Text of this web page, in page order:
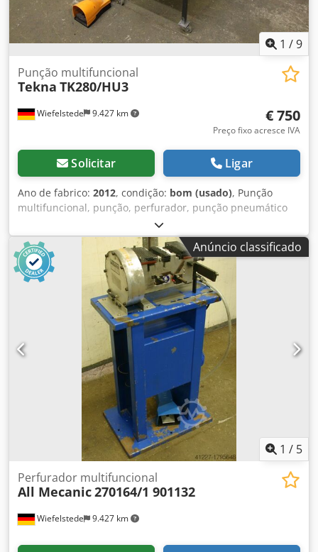
1 /9
Wiefelstede 9.427 km
Punção multifuncional
Tekna TK280/HU3
€ 750
Preço fixo acresce IVA
Solicitar Ligar
Ano de fabrico: 2012, condição: bom (usado), Punção
multifuncional, punção, perfurador, punção pneumático
para furos Dwsdpec Uldrjfx Akqsa - Fabricante: Tekna -
Modelo: TK280 HU3 - Matrícula: 109 - Cód.: Z994 598
88A340 - Acionamento: pneumático - Curso do pistão: 20
mm - Força de prensagem: 29,42 kN - Pressão nominal: 6/7
bar - Pedal de acionamento - Ano de fabricação: 2012 -
Dimensões: 565/600/H1050 mm - Peso: 71 kg
Anúncio classificado
1 / 5
Wiefelstede 9.427 km
Perfurador multifuncional
All Mecanic270164/1 901132